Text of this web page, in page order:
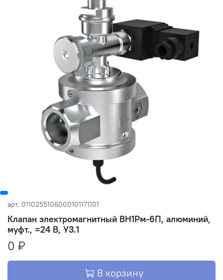
арт. 0110255106000101171101
Клапан электромагнитный ВН1Рм-6П, алюминий,
муфт., =24 В, У3.1
0 ₽
В корзину